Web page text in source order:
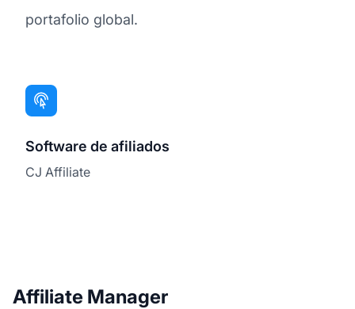
portafolio global.
Software de afiliados
CJ Affiliate
Affiliate Manager